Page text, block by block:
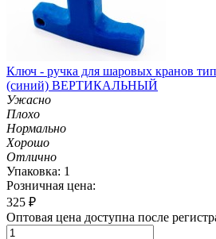
Ключ - ручка для шаровых кранов
(синий) ВЕРТИКАЛЬНЫЙ
Ужасно
Плохо
Нормально
Хорошо
Отлично
Упаковка: 1
Розничная цена:
325 ₽
Оптовая цена доступна после